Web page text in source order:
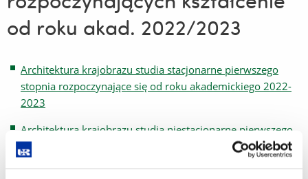
od roku akad. 2022/2023
Architektura krajobrazu studia stacjonarne pierwszego
stopnia rozpoczynające się od roku akademickiego 2022-
2023
Architektura krajobrazu studia niestacjonarne pierwszego
stopnia rozpoczynające się od roku akademickiego 2022-